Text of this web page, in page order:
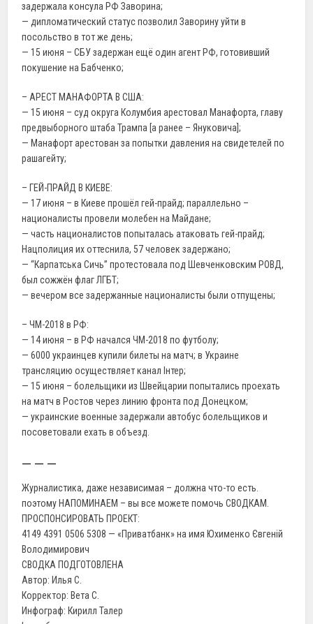
задержала консула РФ Заворина;
— дипломатический статус позволил Заворину уйти в
посольство в тот же день;
— 15 июня – СБУ задержан ещё один агент РФ, готовивший
покушение на Бабченко;
– АРЕСТ МАНАФОРТА В США:
— 15 июня – суд округа Колумбия арестовал Манафорта, главу
предвыборного штаба Трампа [а ранее – Януковича];
— Манафорт арестован за попытки давления на свидетелей по
рашагейту;
– ГЕЙ-ПРАЙД В КИЕВЕ:
— 17 июня – в Киеве прошёл гей-прайд; параллельно –
националисты провели молебен на Майдане;
— часть националистов попыталась атаковать гей-прайд;
Нацполиция их оттеснила, 57 человек задержано;
— “Карпатська Сичь” протестовала под Шевченковским РОВД,
был сожжён флаг ЛГБТ;
— вечером все задержанные националисты были отпущены;
– ЧМ-2018 в РФ:
— 14 июня – в РФ начался ЧМ-2018 по футболу;
— 6000 украинцев купили билеты на матч; в Украине
трансляцию осуществляет канал Iнтер;
— 15 июня – болельщики из Швейцарии попытались проехать
на матч в Ростов через линию фронта под Донецком;
— украинские военные задержали автобус болельщиков и
посоветовали ехать в объезд.
— — —
Журналистика, даже независимая – должна что-то есть.
поэтому НАПОМИНАЕМ – вы все можете помочь СВОДКАМ.
ПРОСПОНСИРОВАТЬ ПРОЕКТ:
4149 4391 0506 5308 — «Приватбанк» на имя Юхименко Євгеній
Володимирович
СВОДКА ПОДГОТОВЛЕНА
Автор: Илья С.
Корректор: Вета С.
Инфограф: Кирилл Талер